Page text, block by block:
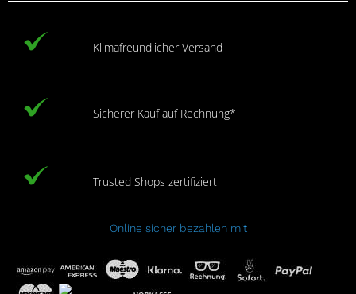
Klimafreundlicher Versand
Sicherer Kauf auf Rechnung*
Trusted Shops zertifiziert
Online sicher bezahlen mit